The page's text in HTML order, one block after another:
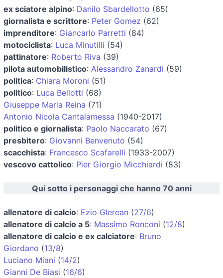
ex sciatore alpino: Danilo Sbardellotto (65)
giornalista e scrittore: Peter Gomez (62)
imprenditore: Giancarlo Parretti (84)
motociclista: Luca Minutilli (54)
pattinatore: Roberto Riva (39)
pilota automobilistico: Alessandro Zanardi (59)
politica: Chiara Moroni (51)
politico: Luca Bellotti (68)
Giuseppe Maria Reina (71)
Antonio Nicola Cantalamessa (1940-2017)
politico e giornalista: Paolo Naccarato (67)
presbitero: Giovanni Benvenuto (54)
scacchista: Francesco Scafarelli (1933-2007)
vescovo cattolico: Pier Giorgio Micchiardi (83)
Qui sotto i personaggi che hanno 70 anni
allenatore di calcio: Ezio Glerean (27/6)
allenatore di calcio a 5: Massimo Ronconi (12/8)
allenatore di calcio e ex calciatore: Bruno
Giordano (13/8)
Luciano Miani (14/2)
Gianni De Biasi (16/6)